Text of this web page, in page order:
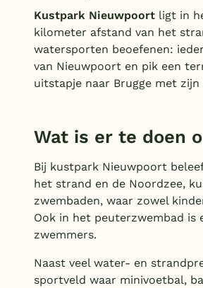
Kustpark Nieuwpoort ligt in
kilometer afstand van het
watersporten beoefenen:
van Nieuwpoort en pik een
uitstapje naar Brugge met zijn
Wat is er te doen
Bij kustpark Nieuwpoort
het strand en de Noordzee,
zwembaden, waar zowel
Ook in het peuterzwembad is
zwemmers.
Naast veel water- en
sportveld waar minivoetbal,